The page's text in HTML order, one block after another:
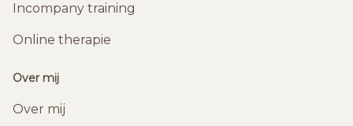
Incompany training
Online therapie
Over mij
Over mij